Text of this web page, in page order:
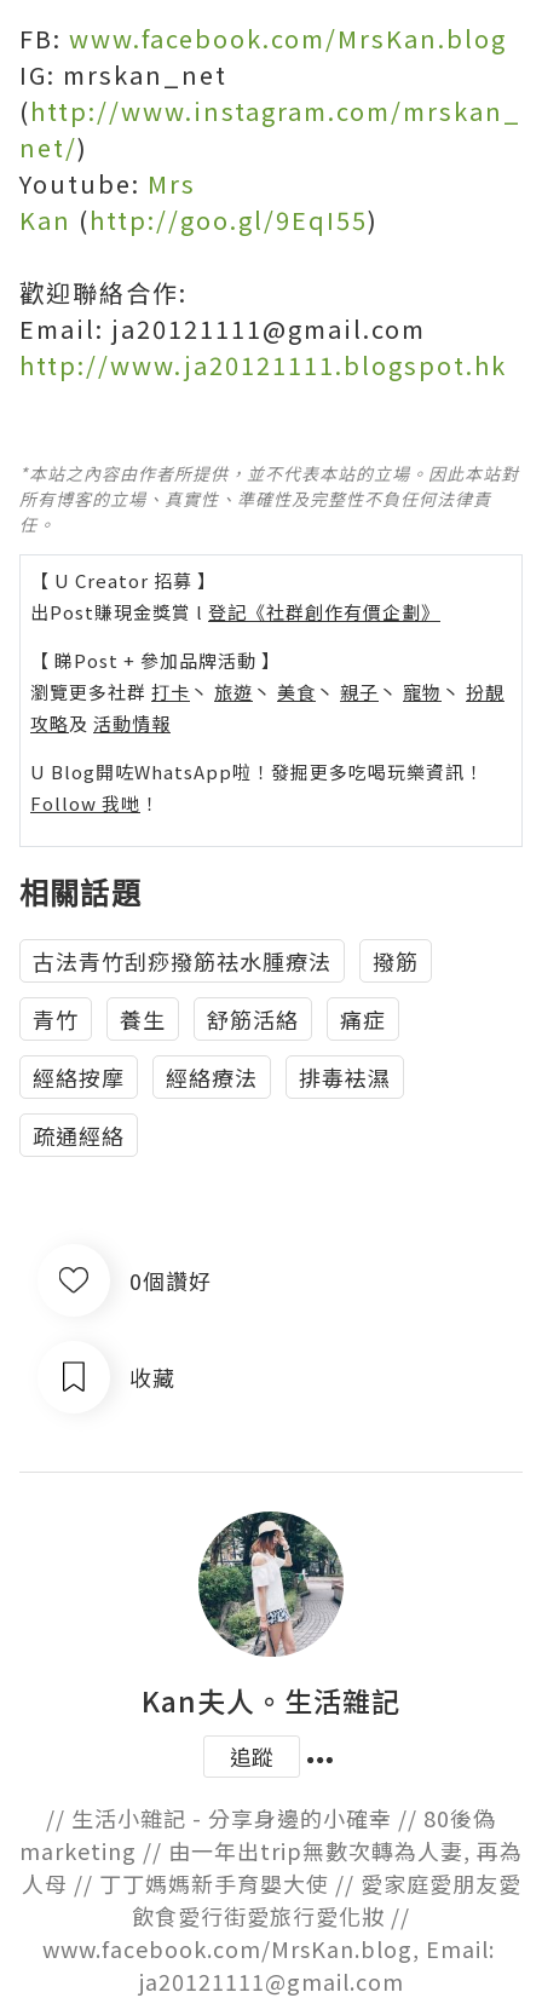
FB: www.facebook.com/MrsKan.blog
IG: mrskan_net
(http://www.instagram.com/mrskan_
net/)
Youtube: Mrs
Kan (http://goo.gl/9EqI55)
歡迎聯絡合作:
Email: ja20121111@gmail.com
http://www.ja20121111.blogspot.hk
*本站之內容由作者所提供，並不代表本站的立場。因此本站對
所有博客的立場、真實性、準確性及完整性不負任何法律責
任。
【 U Creator 招募 】
出Post賺現金獎賞 l 登記《社群創作有價企劃》
【 睇Post + 參加品牌活動 】
瀏覽更多社群 打卡 丶 旅遊 丶 美食 丶 親子 丶 寵物 丶 扮靚
攻略及 活動情報
U Blog開咗WhatsApp啦！發掘更多吃喝玩樂資訊！
Follow 我哋 ！
相關話題
古法青竹刮痧撥筋祛水腫療法
撥筋
青竹
養生 舒筋活絡
痛症
經絡按摩
經絡療法
排毒袪濕
疏通經絡
0個讚好
收藏
Kan夫人。生活雜記
追蹤
// 生活小雜記 - 分享身邊的小確幸 // 80後偽
marketing // 由一年出trip無數次轉為人妻, 再為
人母 // 丁丁媽媽新手育嬰大使 // 愛家庭愛朋友愛
飲食愛行街愛旅行愛化妝 //
www.facebook.com/MrsKan.blog, Email:
ja20121111@gmail.com